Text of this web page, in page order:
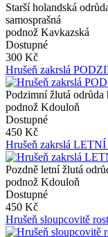
Starší holandská
samosprašná
podnož Kavkazská
Dostupné
300 Kč
Hrušeň zakrslá
Podzimní žlutá odrůda
podnož Kdouloň
Dostupné
450 Kč
Hrušeň zakrslá
Pozdně letní žlutá
podnož Kdouloň
Dostupné
450 Kč
Hrušeň sloupcovitě